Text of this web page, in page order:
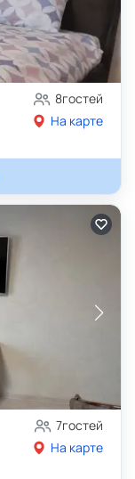
8гостей
На карте
7гостей
На карте